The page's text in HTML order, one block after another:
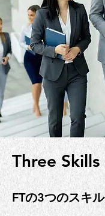
Three Skills
FTの3つのスキル